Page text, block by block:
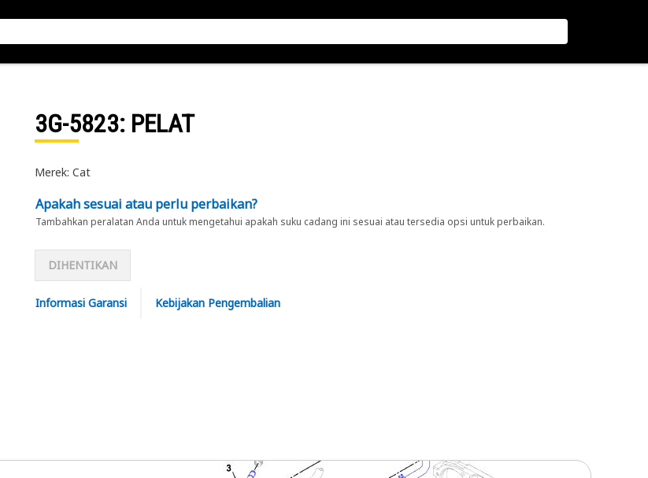
3G-5823: PELAT
Merek: Cat
Apakah sesuai atau perlu perbaikan?
Tambahkan peralatan Anda untuk mengetahui apakah suku cadang ini sesuai atau tersedia opsi untuk perbaikan.
DIHENTIKAN
Informasi Garansi Kebijakan Pengembalian